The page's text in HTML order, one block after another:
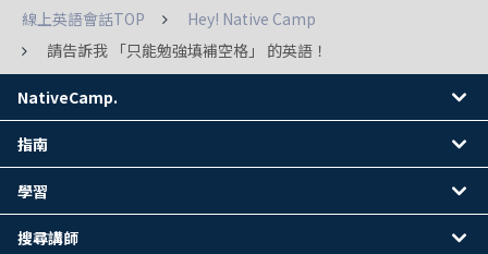
線上英語會話TOP
Hey! Native Camp
請告訴我 「只能勉強填補空格」 的英語！
NativeCamp.
指南
學習
搜尋講師